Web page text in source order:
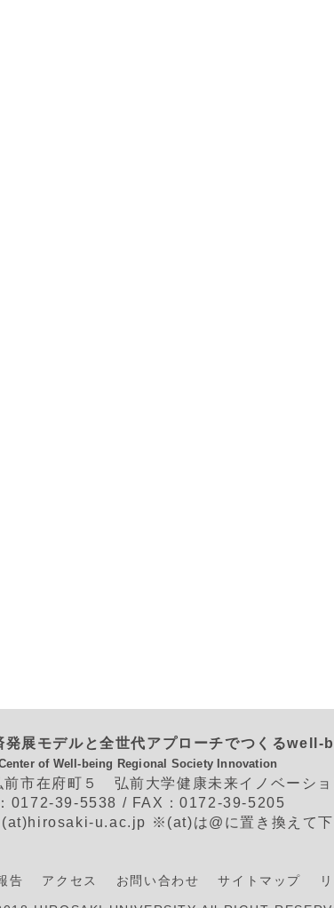
発展モデルと全世代アプローチでつくるwell-
of Well-being Regional Society Innovation
市在府町５ 弘前大学健康未来イノベーショ
0172-39-5538 / FAX：0172-39-5205
u.ac.jp ※(at)は@に置き換えて下
告 アクセス お問い合わせ サイトマップ